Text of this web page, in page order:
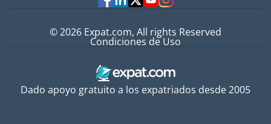
Dado apoyo gratuito a los expatriados desde 2005
© 2026 Expat.com, All rights Reserved
Condiciones de Uso